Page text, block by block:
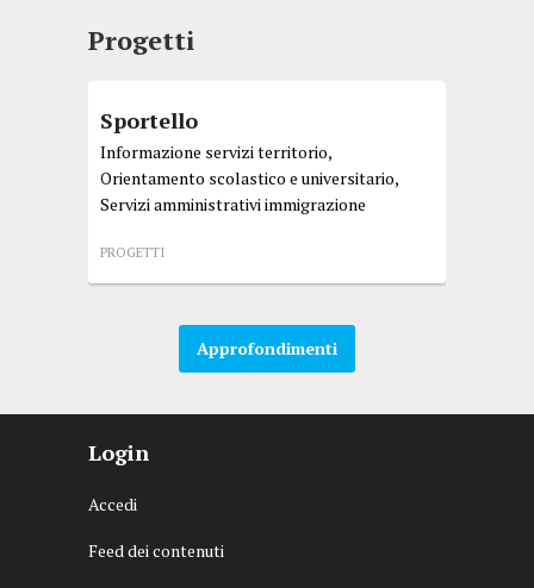
Progetti
Sportello
PROGETTI
Informazione servizi territorio,
Orientamento scolastico e universitario,
Servizi amministrativi immigrazione
Approfondimenti
Login
Accedi
Feed dei contenuti